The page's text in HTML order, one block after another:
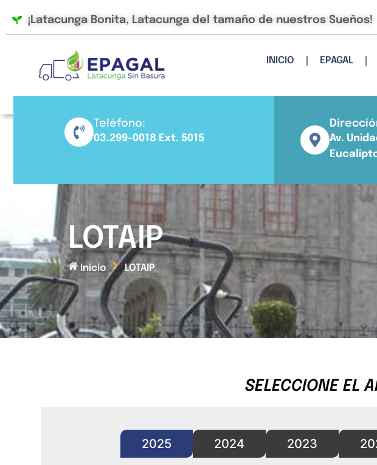
¡Latacunga Bonita, Latacunga del tamaño de nuestros Sueños!
INICIO EPAGAL
Teléfono:
03.299-0018 Ext. 5015
Av.
LOTAIP
Inicio LOTAIP
SELECCIONE EL
2025 2024 2023